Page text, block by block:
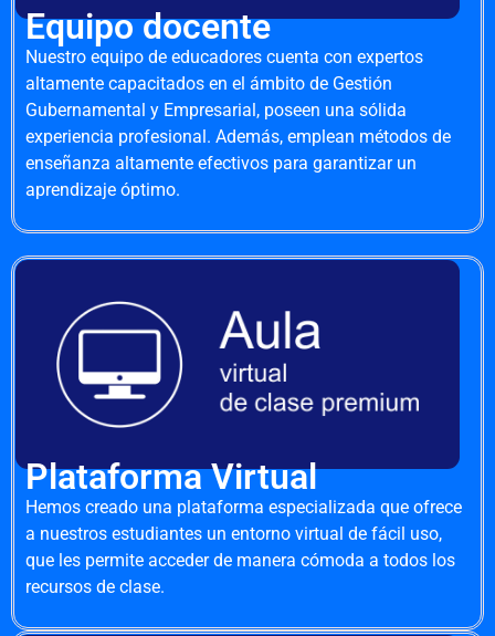
Equipo docente
Nuestro equipo de educadores cuenta con expertos
altamente capacitados en el ámbito de Gestión
Gubernamental y Empresarial, poseen una sólida
experiencia profesional. Además, emplean métodos de
enseñanza altamente efectivos para garantizar un
aprendizaje óptimo.
Plataforma Virtual
Hemos creado una plataforma especializada que ofrece
a nuestros estudiantes un entorno virtual de fácil uso,
que les permite acceder de manera cómoda a todos los
recursos de clase.